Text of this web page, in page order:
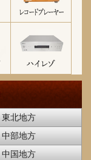
東北地方
中部地方
中国地方